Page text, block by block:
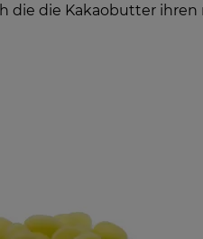
die die Kakaobutter